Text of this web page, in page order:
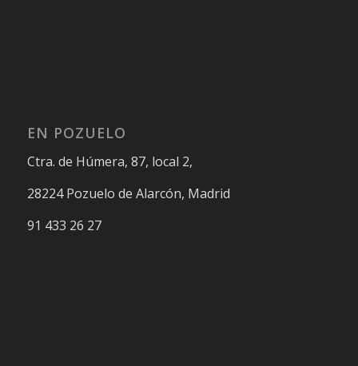
EN POZUELO
Ctra. de Húmera, 87, local 2,
28224 Pozuelo de Alarcón, Madrid
91 433 26 27